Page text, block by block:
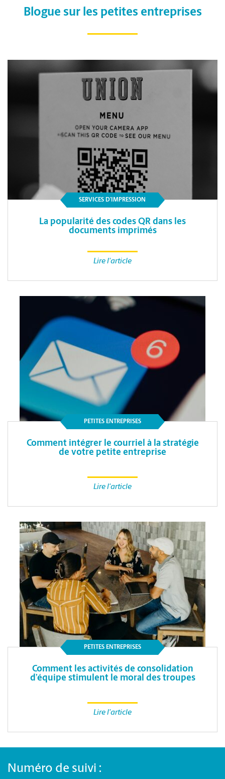
Blogue sur les petites entreprises
SERVICES D’IMPRESSION
La popularité des codes QR dans les
documents imprimés
Lire l'article
PETITES ENTREPRISES
Comment intégrer le courriel à la stratégie
de votre petite entreprise
Lire l'article
PETITES ENTREPRISES
Comment les activités de consolidation
d’équipe stimulent le moral des troupes
Lire l'article
Numéro de suivi :